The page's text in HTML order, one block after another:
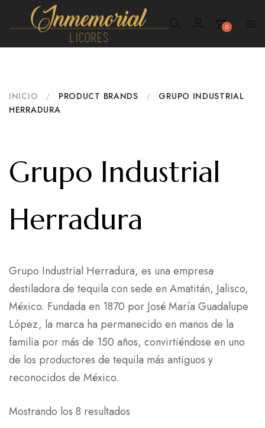
Inmemorial
0
INICIO / PRODUCT BRANDS /
GRUPO INDUSTRIAL
HERRADURA
Grupo Industrial
Herradura
Grupo Industrial Herradura, es una empresa
destiladora de tequila con sede en Amatitán, Jalisco,
México. Fundada en 1870 por José María Guadalupe
López, la marca ha permanecido en manos de la
familia por más de 150 años, convirtiéndose en uno
de los productores de tequila más antiguos y
reconocidos de México.
Mostrando los 8 resultados